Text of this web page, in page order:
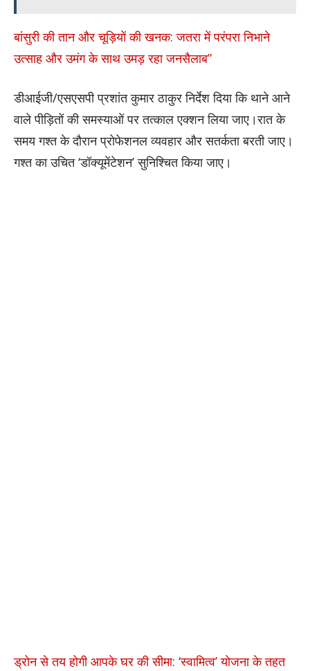
बांसुरी की तान और चूड़ियों की खनक: जतरा में परंपरा निभाने
उत्साह और उमंग के साथ उमड़ रहा जनसैलाब”
डीआईजी/एसएसपी प्रशांत कुमार ठाकुर निर्देश दिया कि थाने आने
वाले पीड़ितों की समस्याओं पर तत्काल एक्शन लिया जाए।रात के
समय गश्त के दौरान प्रोफेशनल व्यवहार और सतर्कता बरती जाए।
गश्त का उचित ‘डॉक्यूमेंटेशन’ सुनिश्चित किया जाए।
ड्रोन से तय होगी आपके घर की सीमा: ‘स्वामित्व’ योजना के तहत